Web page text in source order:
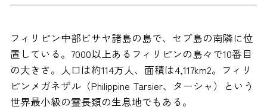
フィリピン中部ビサヤ諸島の島で、セブ島の南隣に位
置している。7000以上あるフィリピンの島々で10番目
の大きさ。人口は約114万人、面積は4,117km2。フィリ
ピンメガネザル（Philippine Tarsier、ターシャ）という
世界最小級の霊長類の生息地でもある。